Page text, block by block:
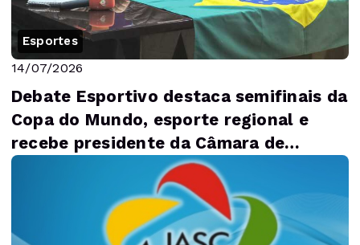
Esportes
14/07/2026
Debate Esportivo destaca semifinais da
Copa do Mundo, esporte regional e
recebe presidente da Câmara de
Concórdia